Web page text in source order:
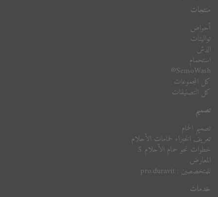
منتجات
أحواض
تواليتات
الدش
استحمام
SensoWash®
كل المجموعات
كل التصنيفات
تصميم
تصميم الحمام
تعريف الخبراء لحمامات الأحلام
خطوات نحو حمام الأحلام 5
المعارض
للمتخصصين : pro.duravit
خدمات